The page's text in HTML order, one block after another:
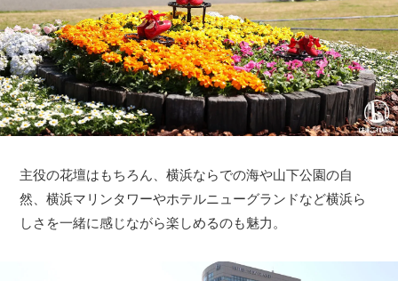
主役の花壇はもちろん、横浜ならでの海や山下公園の自
然、横浜マリンタワーやホテルニューグランドなど横浜ら
しさを一緒に感じながら楽しめるのも魅力。